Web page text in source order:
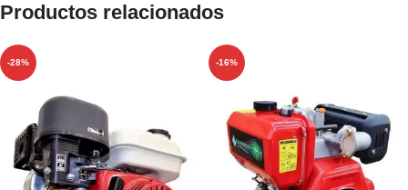
Productos relacionados
-28% -16%